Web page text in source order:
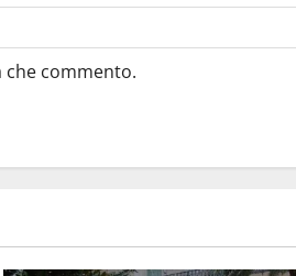
che commento.